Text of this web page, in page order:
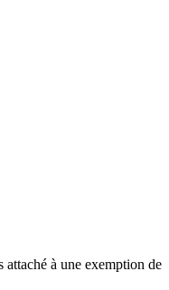
à une exemption de